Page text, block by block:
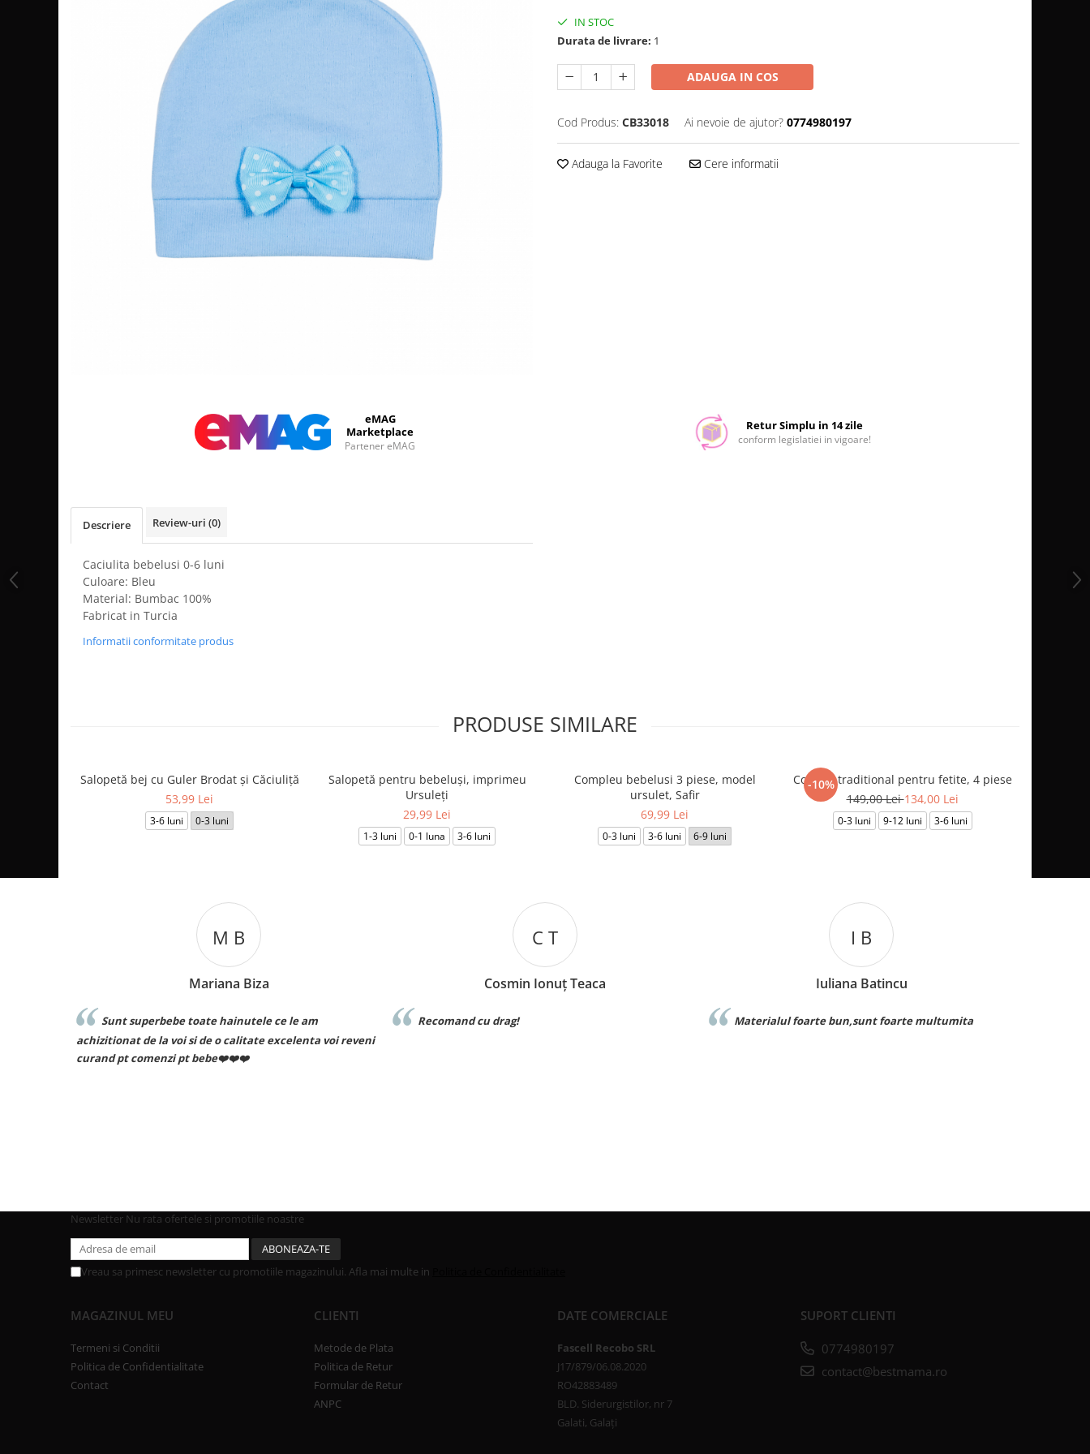
Facebook
IN STOC
Durata de livrare: 1
ADAUGA IN COS
Cod Produs: CB33018 Ai nevoie de ajutor? 0774980197
Adauga la Favorite Cere informatii
eMAG
Marketplace
Partener eMAG
Retur Simplu in 14 zile
conform legislatiei in vigoare!
Descriere Review-uri (0)
Caciulita bebelusi 0-6 luni
Culoare: Bleu
Material: Bumbac 100%
Fabricat in Turcia
Informatii conformitate produs
PRODUSE SIMILARE
Salopetă bej cu Guler Brodat și Căciuliță
53,99 Lei
3-6 luni 0-3 luni
Salopetă pentru bebeluși, imprimeu
Ursuleți
29,99 Lei
1-3 luni 0-1 luna 3-6 luni
Compleu bebelusi 3 piese, model
ursulet, Safir
69,99 Lei
0-3 luni 3-6 luni 6-9 luni
-10%
Costum traditional pentru fetite, 4 piese
149,00 Lei134,00 Lei
0-3 luni 9-12 luni 3-6 luni
Mariana Biza
Sunt superbebe toate hainutele ce le am
achizitionat de la voi si de o calitate excelenta voi reveni
curand pt comenzi pt bebe❤️❤️❤️
Cosmin Ionuț Teaca
Recomand cu drag!
Iuliana Batincu
Materialul foarte bun,sunt foarte multumita
Newsletter Nu rata ofertele si promotiile noastre
Vreau sa primesc newsletter cu promotiile magazinului. Afla mai multe in
MAGAZINUL MEU
Termeni si Conditii
Politica de Confidentialitate
Contact
CLIENTI
Metode de Plata
Politica de Retur
Formular de Retur
ANPC
DATE COMERCIALE
Fascell Recobo SRL
J17/879/06.08.2020
RO42883489
BLD. Siderurgistilor, nr 7
Galati, Galați
SUPORT CLIENTI
0774980197
contact@bestmama.ro